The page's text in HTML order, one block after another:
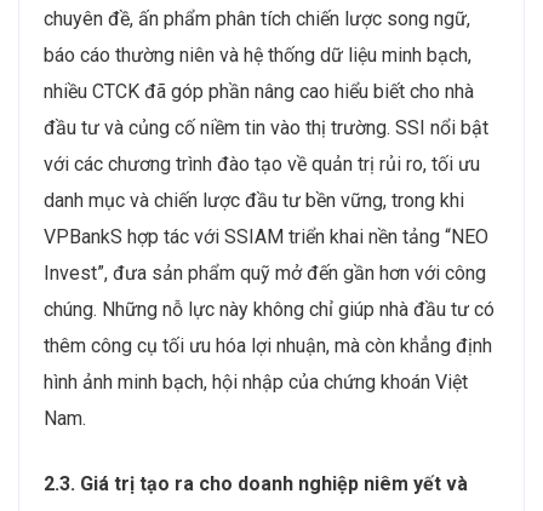
chuyên đề, ấn phẩm phân tích chiến lược song ngữ,
báo cáo thường niên và hệ thống dữ liệu minh bạch,
nhiều CTCK đã góp phần nâng cao hiểu biết cho nhà
đầu tư và củng cố niềm tin vào thị trường. SSI nổi bật
với các chương trình đào tạo về quản trị rủi ro, tối ưu
danh mục và chiến lược đầu tư bền vững, trong khi
VPBankS hợp tác với SSIAM triển khai nền tảng “NEO
Invest”, đưa sản phẩm quỹ mở đến gần hơn với công
chúng. Những nỗ lực này không chỉ giúp nhà đầu tư có
thêm công cụ tối ưu hóa lợi nhuận, mà còn khẳng định
hình ảnh minh bạch, hội nhập của chứng khoán Việt
Nam.
2.3. Giá trị tạo ra cho doanh nghiệp niêm yết và